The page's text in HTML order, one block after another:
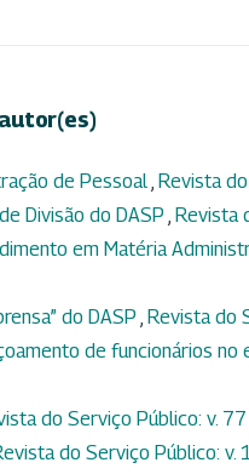
de Pessoal, Revista
Divisão do DASP , Revista
em Matéria
do DASP , Revista do
de funcionários no
do Serviço Público: v.
do Serviço Público: v.